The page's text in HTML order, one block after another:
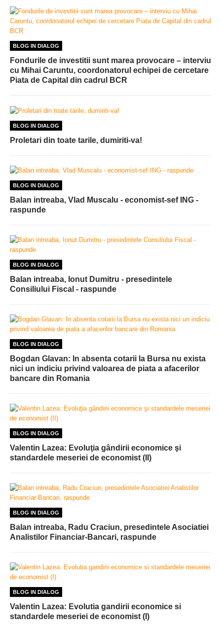
BLOG IN DIALOG
Fondurile de investitii sunt marea provocare – interviu
cu Mihai Caruntu, coordonatorul echipei de cercetare
Piata de Capital din cadrul BCR
BLOG IN DIALOG
Proletari din toate tarile, dumiriti-va!
BLOG IN DIALOG
Balan intreaba, Vlad Muscalu - economist-sef ING -
raspunde
BLOG IN DIALOG
Balan intreaba, Ionut Dumitru - presedintele
Consiliului Fiscal - raspunde
BLOG IN DIALOG
Bogdan Glavan: In absenta cotarii la Bursa nu exista
nici un indiciu privind valoarea de piata a afacerilor
bancare din Romania
BLOG IN DIALOG
Valentin Lazea: Evoluţia gândirii economice şi
standardele meseriei de economist (II)
BLOG IN DIALOG
Balan intreaba, Radu Craciun, presedintele Asociatiei
Analistilor Financiar-Bancari, raspunde
BLOG IN DIALOG
Valentin Lazea: Evolutia gandirii economice si
standardele meseriei de economist (I)